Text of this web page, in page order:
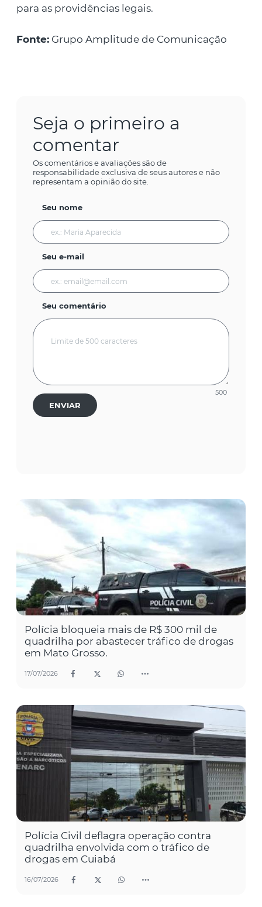
para as providências legais.
Fonte: Grupo Amplitude de Comunicação
Seja o primeiro a
comentar
Os comentários e avaliações são de
responsabilidade exclusiva de seus autores e não
representam a opinião do site.
Seu nome
Seu e-mail
Seu comentário
500
ENVIAR
Polícia bloqueia mais de R$ 300 mil de
quadrilha por abastecer tráfico de drogas
em Mato Grosso.
17/07/2026
Polícia Civil deflagra operação contra
quadrilha envolvida com o tráfico de
drogas em Cuiabá
16/07/2026